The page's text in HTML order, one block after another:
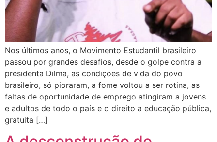
Nos últimos anos, o Movimento Estudantil brasileiro
passou por grandes desafios, desde o golpe contra a
presidenta Dilma, as condições de vida do povo
brasileiro, só pioraram, a fome voltou a ser rotina, as
faltas de oportunidade de emprego atingiram a jovens
e adultos de todo o país e o direito a educação pública,
gratuita […]